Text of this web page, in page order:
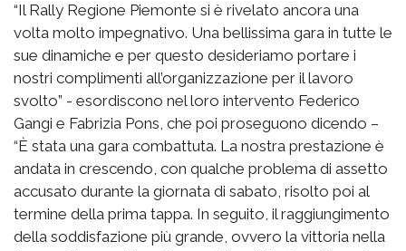
“Il Rally Regione Piemonte si è rivelato ancora una
volta molto impegnativo. Una bellissima gara in tutte le
sue dinamiche e per questo desideriamo portare i
nostri complimenti all’organizzazione per il lavoro
svolto” - esordiscono nel loro intervento Federico
Gangi e Fabrizia Pons, che poi proseguono dicendo –
“È stata una gara combattuta. La nostra prestazione è
andata in crescendo, con qualche problema di assetto
accusato durante la giornata di sabato, risolto poi al
termine della prima tappa. In seguito, il raggiungimento
della soddisfazione più grande, ovvero la vittoria nella